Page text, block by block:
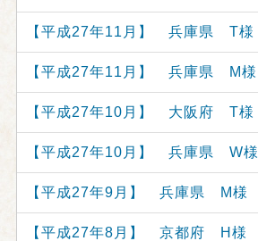
【平成27年11月】 兵庫県 T様
【平成27年11月】 兵庫県 M様
【平成27年10月】 大阪府 T様
【平成27年10月】 兵庫県 W様
【平成27年9月】 兵庫県 M様
【平成27年8月】 京都府 H様